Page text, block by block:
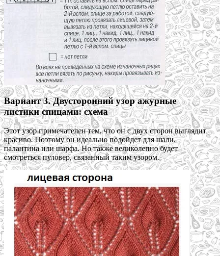
Вариант 3. Двусторонний узор ажурные
листики спицами: схема
Этот узор примечателен тем, что он с двух сторон выглядит
красиво. Поэтому он идеально подойдет для шали,
палантина или шарфа. Но также великолепно будет
смотреться пуловер, связанный таким узором.